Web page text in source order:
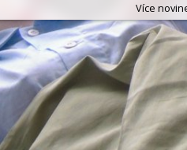
Více